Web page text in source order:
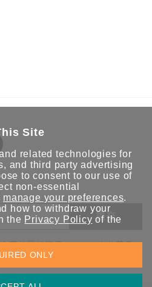
提交
案的最新资讯。Moxa 充分尊重
箱信息。
Site
related technologies for
and third party advertising
to consent to our use of
non-essential
manage your preferences.
how to withdraw your
the Privacy Policy of the
ONLY